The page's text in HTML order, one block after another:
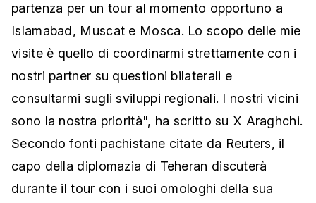
partenza per un tour al momento opportuno a
Islamabad, Muscat e Mosca. Lo scopo delle mie
visite è quello di coordinarmi strettamente con i
nostri partner su questioni bilaterali e
consultarmi sugli sviluppi regionali. I nostri vicini
sono la nostra priorità", ha scritto su X Araghchi.
Secondo fonti pachistane citate da Reuters, il
capo della diplomazia di Teheran discuterà
durante il tour con i suoi omologhi della sua